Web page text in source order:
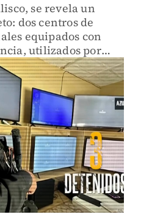
se revela un
dos centros de
equipados con
utilizados por
controlar 36 puntos